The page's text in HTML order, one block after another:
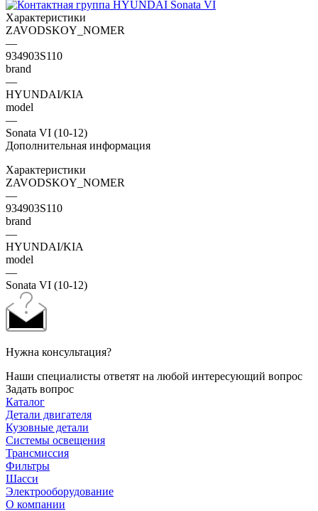
Характеристики
ZAVODSKOY_NOMER
—
934903S110
brand
—
HYUNDAI/KIA
model
—
Sonata VI (10-12)
Дополнительная информация
Характеристики
ZAVODSKOY_NOMER
—
934903S110
brand
—
HYUNDAI/KIA
model
—
Sonata VI (10-12)
Нужна консультация?
Наши специалисты ответят на любой интересующий вопрос
Задать вопрос
Каталог
Детали двигателя
Кузовные детали
Системы освещения
Трансмиссия
Фильтры
Шасси
Электрооборудование
О компании